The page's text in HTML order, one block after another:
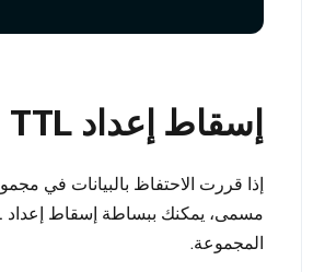
إسقاط إعداد TTL
إذا قررت الاحتفاظ بالبيانات في
المجموعة.